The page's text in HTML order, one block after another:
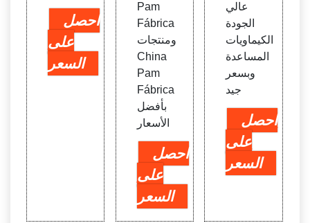
احصل
على
السعر
Pam
Fábrica
ومنتجات
China
Pam
Fábrica
بأفضل
الأسعار
احصل
على
السعر
عالي
الجودة
الكيماويات
المساعدة
وبسعر
جيد
احصل
على
السعر